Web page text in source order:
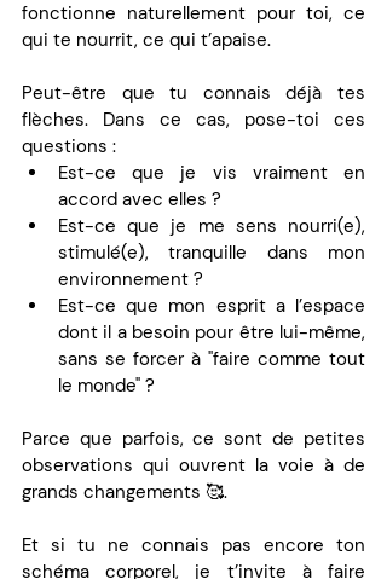
fonctionne naturellement pour toi, ce
qui te nourrit, ce qui t’apaise.
Peut-être que tu connais déjà tes
flèches. Dans ce cas, pose-toi ces
questions :
Est-ce que je vis vraiment en
accord avec elles ?
Est-ce que je me sens nourri(e),
stimulé(e), tranquille dans mon
environnement ?
Est-ce que mon esprit a l’espace
dont il a besoin pour être lui-même,
sans se forcer à "faire comme tout
le monde" ?
Parce que parfois, ce sont de petites
observations qui ouvrent la voie à de
grands changements 🥰.
Et si tu ne connais pas encore ton